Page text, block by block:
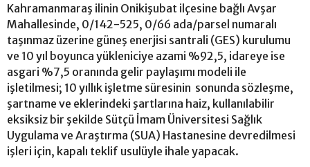
Kahramanmaraş ilinin Onikişubat ilçesine bağlı Avşar
Mahallesinde, 0/142-525, 0/66 ada/parsel numaralı
taşınmaz üzerine güneş enerjisi santrali (GES) kurulumu
ve 10 yıl boyunca yükleniciye azami %92,5, idareye ise
asgari %7,5 oranında gelir paylaşımı modeli ile
işletilmesi; 10 yıllık işletme süresinin sonunda sözleşme,
şartname ve eklerindeki şartlarına haiz, kullanılabilir
eksiksiz bir şekilde Sütçü İmam Üniversitesi Sağlık
Uygulama ve Araştırma (SUA) Hastanesine devredilmesi
işleri için, kapalı teklif usulüyle ihale yapacak.